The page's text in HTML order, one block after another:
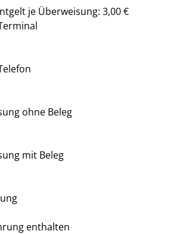
je Überweisung: 3,00 €
ohne Beleg
mit Beleg
enthalten